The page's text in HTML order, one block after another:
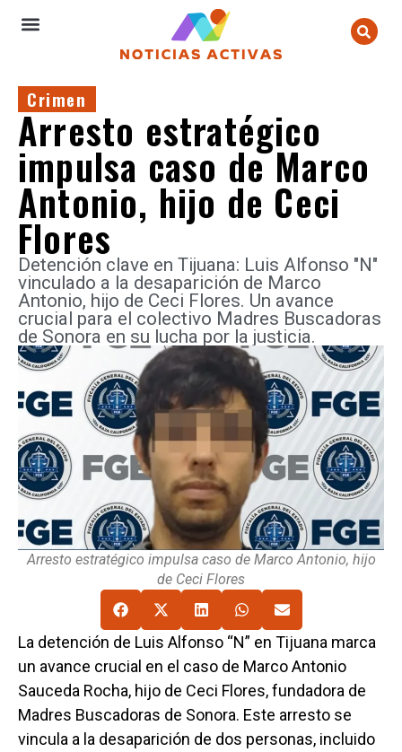
Crimen
Arresto estratégico
impulsa caso de Marco
Antonio, hijo de Ceci
Flores
Detención clave en Tijuana: Luis Alfonso "N"
vinculado a la desaparición de Marco
Antonio, hijo de Ceci Flores. Un avance
crucial para el colectivo Madres Buscadoras
de Sonora en su lucha por la justicia.
Arresto estratégico impulsa caso de Marco Antonio, hijo
de Ceci Flores
La detención de Luis Alfonso “N” en Tijuana marca
un avance crucial en el caso de Marco Antonio
Sauceda Rocha, hijo de Ceci Flores, fundadora de
Madres Buscadoras de Sonora. Este arresto se
vincula a la desaparición de dos personas, incluido